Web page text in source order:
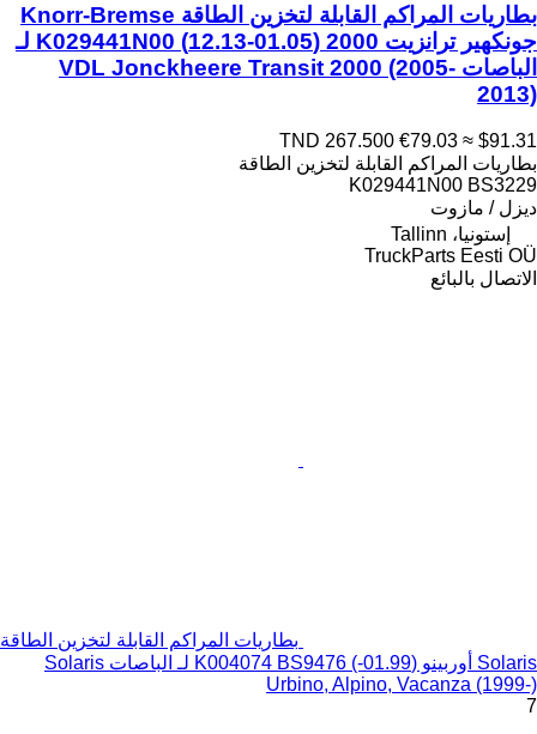
بطاريات المراكم القابلة لتخزين الطاقة Knorr-Bremse
جونكهير ترانزيت 2000 (01.05-12.13) K029441N00 لـ
الباصات VDL Jonckheere Transit 2000 (2005-
2013)
TND 267.500 €79.03 ≈ $91.31
بطاريات المراكم القابلة لتخزين الطاقة
K029441N00 BS3229
ديزل / مازوت
إستونيا، Tallinn
TruckParts Eesti OÜ
الاتصال بالبائع
بطاريات المراكم القابلة لتخزين الطاقة
Solaris أوربينو (01.99-) K004074 BS9476 لـ الباصات Solaris
Urbino, Alpino, Vacanza (1999-)
7